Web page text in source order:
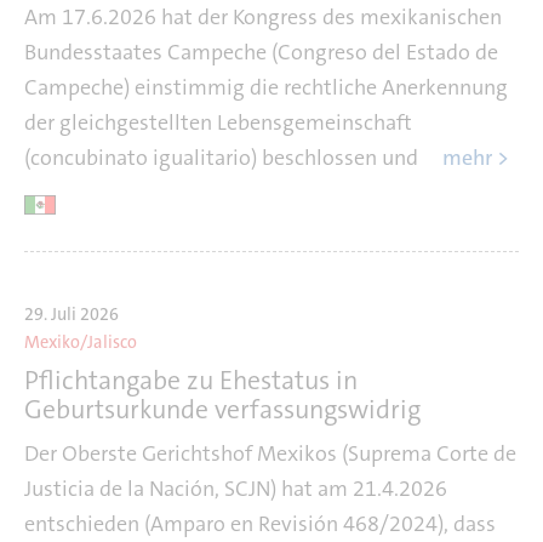
Am 17.6.2026 hat der Kongress des mexikanischen
Bundesstaates Campeche (Congreso del Estado de
Campeche) einstimmig die rechtliche Anerkennung
der gleichgestellten Lebensgemeinschaft
(concubinato igualitario) beschlossen und
mehr >
29. Juli 2026
Mexiko/Jalisco
Pflichtangabe zu Ehestatus in
Geburtsurkunde verfassungswidrig
Der Oberste Gerichtshof Mexikos (Suprema Corte de
Justicia de la Nación, SCJN) hat am 21.4.2026
entschieden (Amparo en Revisión 468/2024), dass